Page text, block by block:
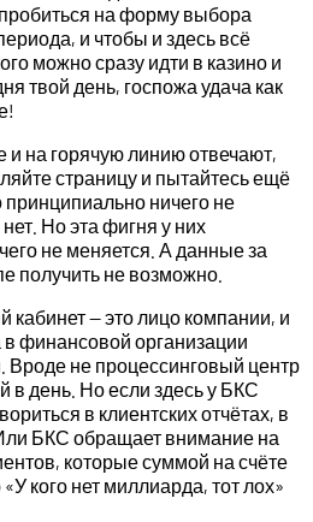
на форму выбора
и чтобы и здесь всё
можно сразу идти в казино и
твой день, госпожа удача как
и на горячую линию отвечают,
страницу и пытайтесь ещё
принципиально ничего не
Но эта фигня у них
не меняется. А данные за
получить не возможно.
кабинет — это лицо компании, и
финансовой организации
не процессинговый центр
в день. Но если здесь у БКС
в клиентских отчётах, в
БКС обращает внимание на
которые суммой на счёте
кого нет миллиарда, тот лох»